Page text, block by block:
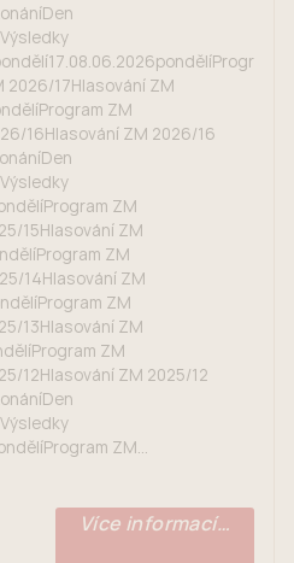
2026/17Hlasování ZM
ZM
16Hlasování ZM 2026/16
ZM
15Hlasování ZM
ZM
14Hlasování ZM
ZM
13Hlasování ZM
ZM
12Hlasování ZM 2025/12
ZM...
Více informací…